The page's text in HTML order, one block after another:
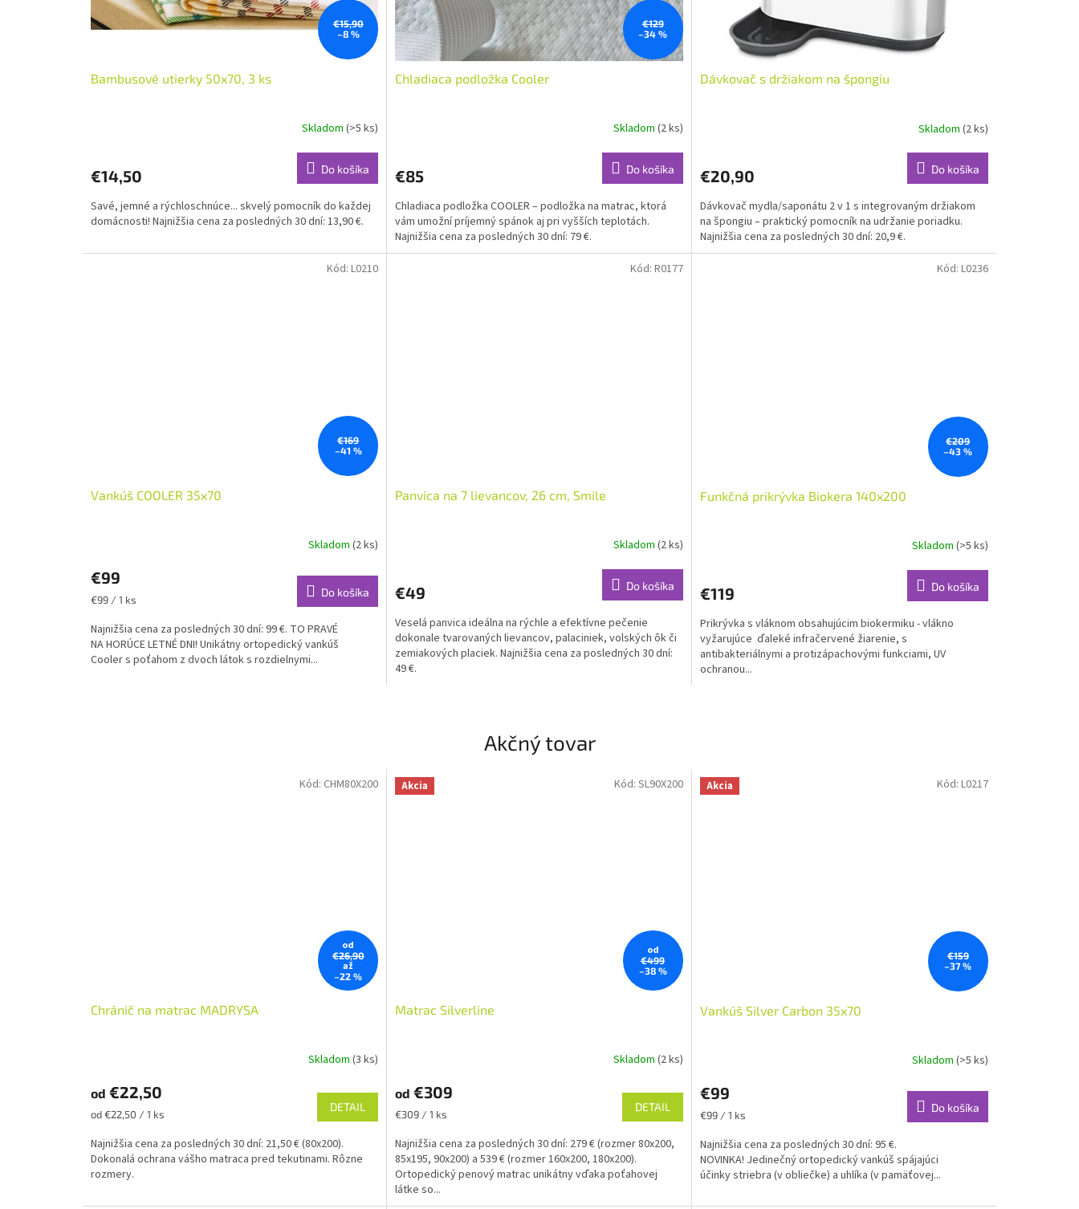
€15,90
–8 %
Bambusové utierky 50x70, 3 ks
Skladom(>5 ks)
€14,50 Do košíka
Savé, jemné a rýchloschnúce... skvelý pomocník do každej
domácnosti! Najnižšia cena za posledných 30 dní: 13,90 €.
€129
–34 %
Chladiaca podložka Cooler
Skladom (2 ks)
€85 Do košíka
Chladiaca podložka COOLER – podložka na matrac, ktorá
vám umožní príjemný spánok aj pri vyšších teplotách.
Najnižšia cena za posledných 30 dní: 79 €.
Dávkovač s držiakom na špongiu
Skladom (2 ks)
€20,90 Do košíka
Dávkovač mydla/saponátu 2 v 1 s integrovaným držiakom
na špongiu – praktický pomocník na udržanie poriadku.
Najnižšia cena za posledných 30 dní: 20,9 €.
€169
–41 %
Vankúš COOLER 35x70
Skladom(2 ks)
€99
Jednotková
€99 / 1 ks
Do košíka
Najnižšia cena za posledných 30 dní: 99 €. TO PRAVÉ
NA HORÚCE LETNÉ DNI! Unikátny ortopedický vankúš
Cooler s poťahom z dvoch látok s rozdielnymi...
Kód:L0210
Panvica na 7 lievancov, 26 cm, Smile
Skladom (2 ks)
€49 Do košíka
Veselá panvica ideálna na rýchle a efektívne pečenie
dokonale tvarovaných lievancov, palaciniek, volských ôk či
zemiakových placiek. Najnižšia cena za posledných 30 dní:
49 €.
Kód: R0177
€209
–43 %
Funkčná prikrývka Biokera 140x200
Skladom (>5 ks)
€119 Do košíka
Prikrývka s vláknom obsahujúcim biokermiku - vlákno
vyžarujúce ďaleké infračervené žiarenie, s
antibakteriálnymi a protizápachovými funkciami, UV
ochranou...
Kód: L0236
Akčný tovar
od
€26,90
až
–22 %
Chránič na matrac MADRYSA
Skladom(3 ks)
od €22,50
Jednotková
od €22,50 / 1 ks
DETAIL
Najnižšia cena za posledných 30 dní: 21,50 € (80x200).
Dokonalá ochrana vášho matraca pred tekutinami. Rôzne
rozmery.
Kód: CHM80X200 Akcia
od
€499
–38 %
Matrac Silverline
Skladom (2 ks)
od €309
Jednotková
€309 / 1 ks
DETAIL
Najnižšia cena za posledných 30 dní: 279 € (rozmer 80x200,
85x195, 90x200) a 539 € (rozmer 160x200, 180x200).
Ortopedický penový matrac unikátny vďaka poťahovej
látke so...
Kód: SL90X200 Akcia
€159
–37 %
Vankúš Silver Carbon 35x70
Skladom (>5 ks)
€99
Jednotková
€99 / 1 ks
Do košíka
Najnižšia cena za posledných 30 dní: 95 €.
NOVINKA! Jedinečný ortopedický vankúš spájajúci
účinky striebra (v obliečke) a uhlíka (v pamäťovej...
Kód: L0217